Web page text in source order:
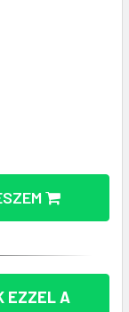
ÉS
EZZEL A